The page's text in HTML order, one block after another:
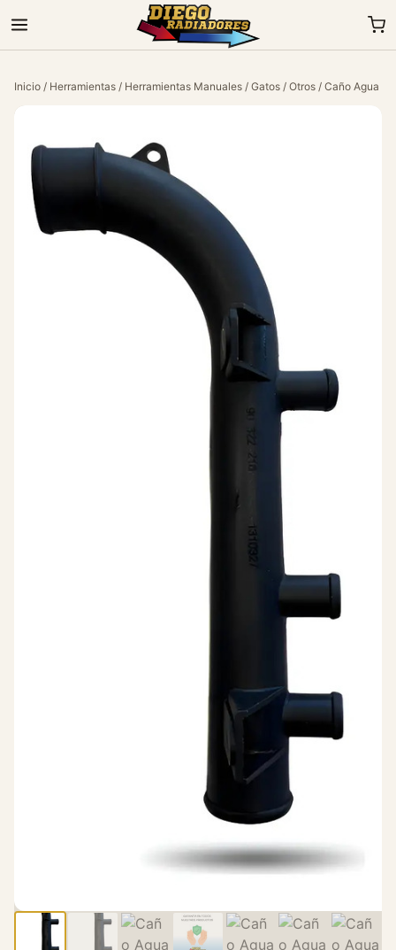
Inicio / Herramientas / Herramientas Manuales / Gatos / Otros / Caño Agua